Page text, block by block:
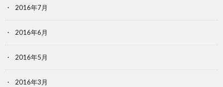
2016年7月
2016年6月
2016年5月
2016年3月